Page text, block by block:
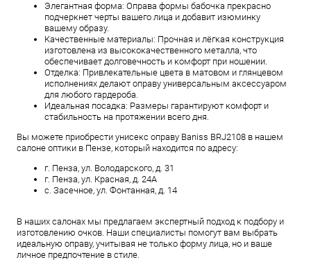
Элегантная форма: Оправа формы бабочка прекрасно
подчеркнет черты вашего лица и добавит изюминку
вашему образу.
Качественные материалы: Прочная и лёгкая конструкция
изготовлена из высококачественного металла, что
обеспечивает долговечность и комфорт при ношении.
Отделка: Привлекательные цвета в матовом и глянцевом
исполнениях делают оправу универсальным аксессуаром
для любого гардероба.
Идеальная посадка: Размеры гарантируют комфорт и
стабильность на протяжении всего дня.
Вы можете приобрести унисекс оправу Baniss BRJ2108 в нашем
салоне оптики в Пензе, который находится по адресу:
г. Пенза, ул. Володарского, д. 31
г. Пенза, ул. Красная, д. 24А
с. Засечное, ул. Фонтанная, д. 14
В наших салонах мы предлагаем экспертный подход к подбору и
изготовлению очков. Наши специалисты помогут вам выбрать
идеальную оправу, учитывая не только форму лица, но и ваше
личное предпочтение в стиле.